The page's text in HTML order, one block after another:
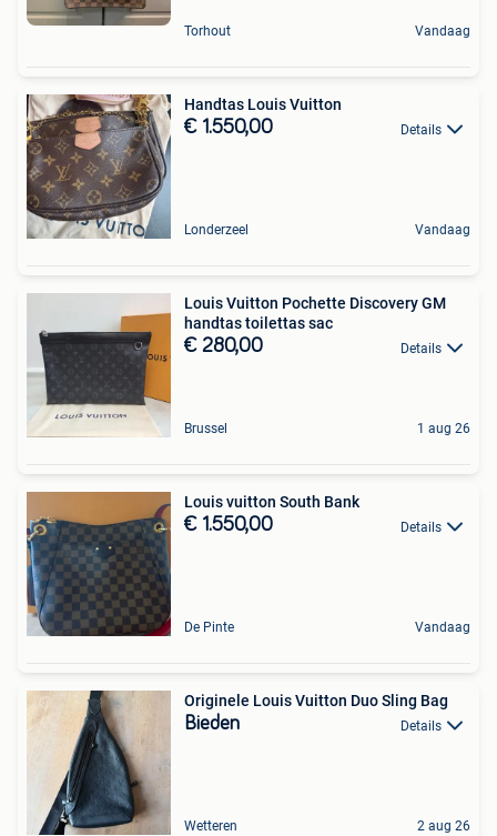
Torhout Vandaag
Handtas Louis Vuitton
€ 1.550,00 Details
Londerzeel Vandaag
Louis Vuitton Pochette Discovery GM
handtas toilettas sac
€ 280,00 Details
Brussel 1 aug 26
Louis vuitton South Bank
€ 1.550,00 Details
De Pinte Vandaag
Originele Louis Vuitton Duo Sling Bag
Bieden Details
Wetteren 2 aug 26